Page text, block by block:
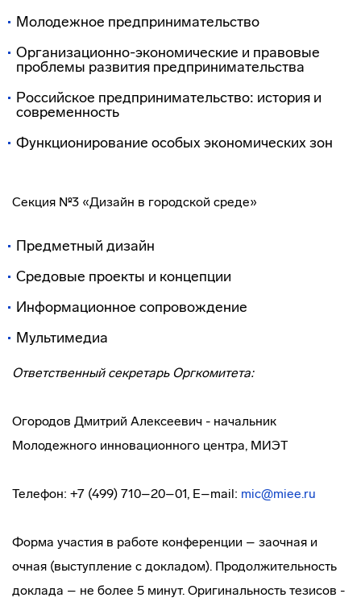
Молодежное предпринимательство
Организационно-экономические и правовые
проблемы развития предпринимательства
Российское предпринимательство: история и
современность
Функционирование особых экономических зон
Секция №3 «Дизайн в городской среде»
Предметный дизайн
Средовые проекты и концепции
Информационное сопровождение
Мультимедиа
Ответственный секретарь Оргкомитета:
Огородов Дмитрий Алексеевич - начальник
Молодежного инновационного центра, МИЭТ
Телефон: +7 (499) 710–20–01, E–mail: mic@miee.ru
Форма участия в работе конференции – заочная и
очная (выступление с докладом). Продолжительность
доклада – не более 5 минут. Оригинальность тезисов -